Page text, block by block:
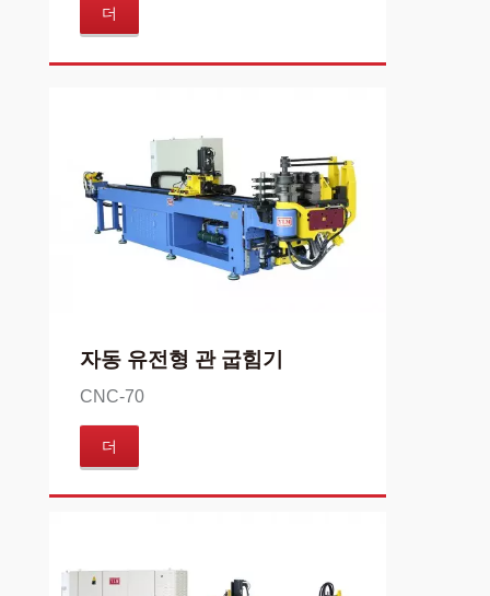
더
자동 유전형 관 굽힘기
CNC-70
더